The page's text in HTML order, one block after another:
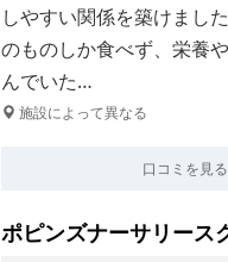
しやすい関係を築けまし
のものしか食べず、栄養
んでいた…
施設によって異なる
口コミを見る
ポピンズナーサリース